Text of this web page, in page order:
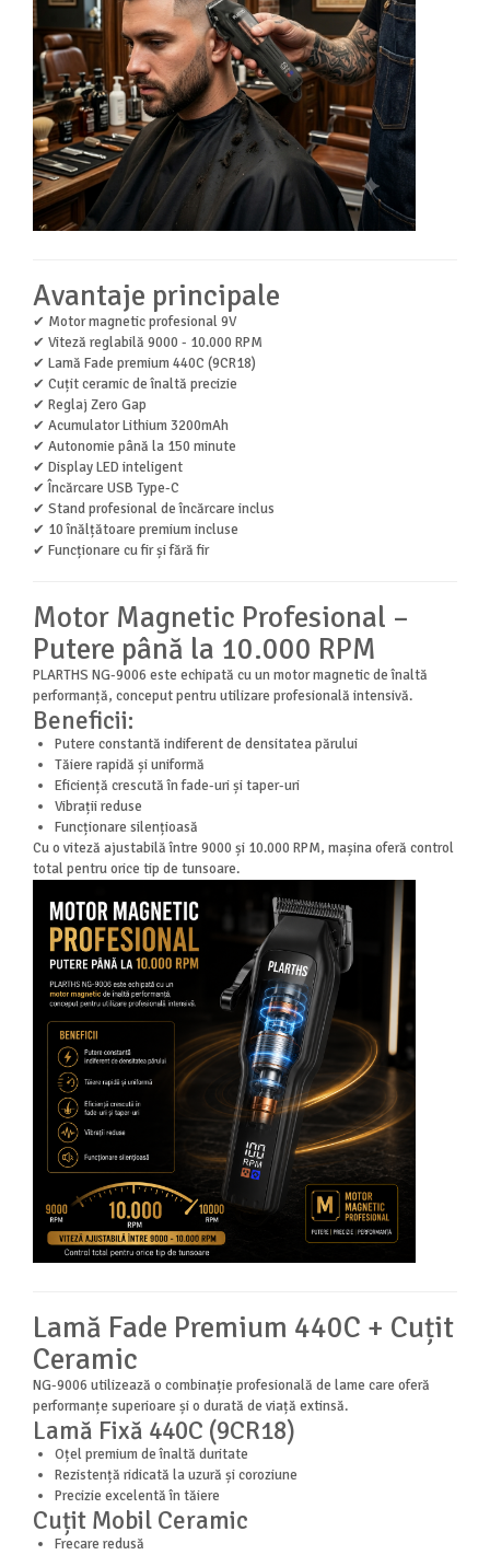
Avantaje principale
✔ Motor magnetic profesional 9V
✔ Viteză reglabilă 9000 - 10.000 RPM
✔ Lamă Fade premium 440C (9CR18)
✔ Cuțit ceramic de înaltă precizie
✔ Reglaj Zero Gap
✔ Acumulator Lithium 3200mAh
✔ Autonomie până la 150 minute
✔ Display LED inteligent
✔ Încărcare USB Type-C
✔ Stand profesional de încărcare inclus
✔ 10 înălțătoare premium incluse
✔ Funcționare cu fir și fără fir
Motor Magnetic Profesional –
Putere până la 10.000 RPM
PLARTHS NG-9006 este echipată cu un motor magnetic de înaltă
performanță, conceput pentru utilizare profesională intensivă.
Beneficii:
Putere constantă indiferent de densitatea părului
Tăiere rapidă și uniformă
Eficiență crescută în fade-uri și taper-uri
Vibrații reduse
Funcționare silențioasă
Cu o viteză ajustabilă între 9000 și 10.000 RPM, mașina oferă control
total pentru orice tip de tunsoare.
Lamă Fade Premium 440C + Cuțit
Ceramic
NG-9006 utilizează o combinație profesională de lame care oferă
performanțe superioare și o durată de viață extinsă.
Lamă Fixă 440C (9CR18)
Oțel premium de înaltă duritate
Rezistență ridicată la uzură și coroziune
Precizie excelentă în tăiere
Cuțit Mobil Ceramic
Frecare redusă